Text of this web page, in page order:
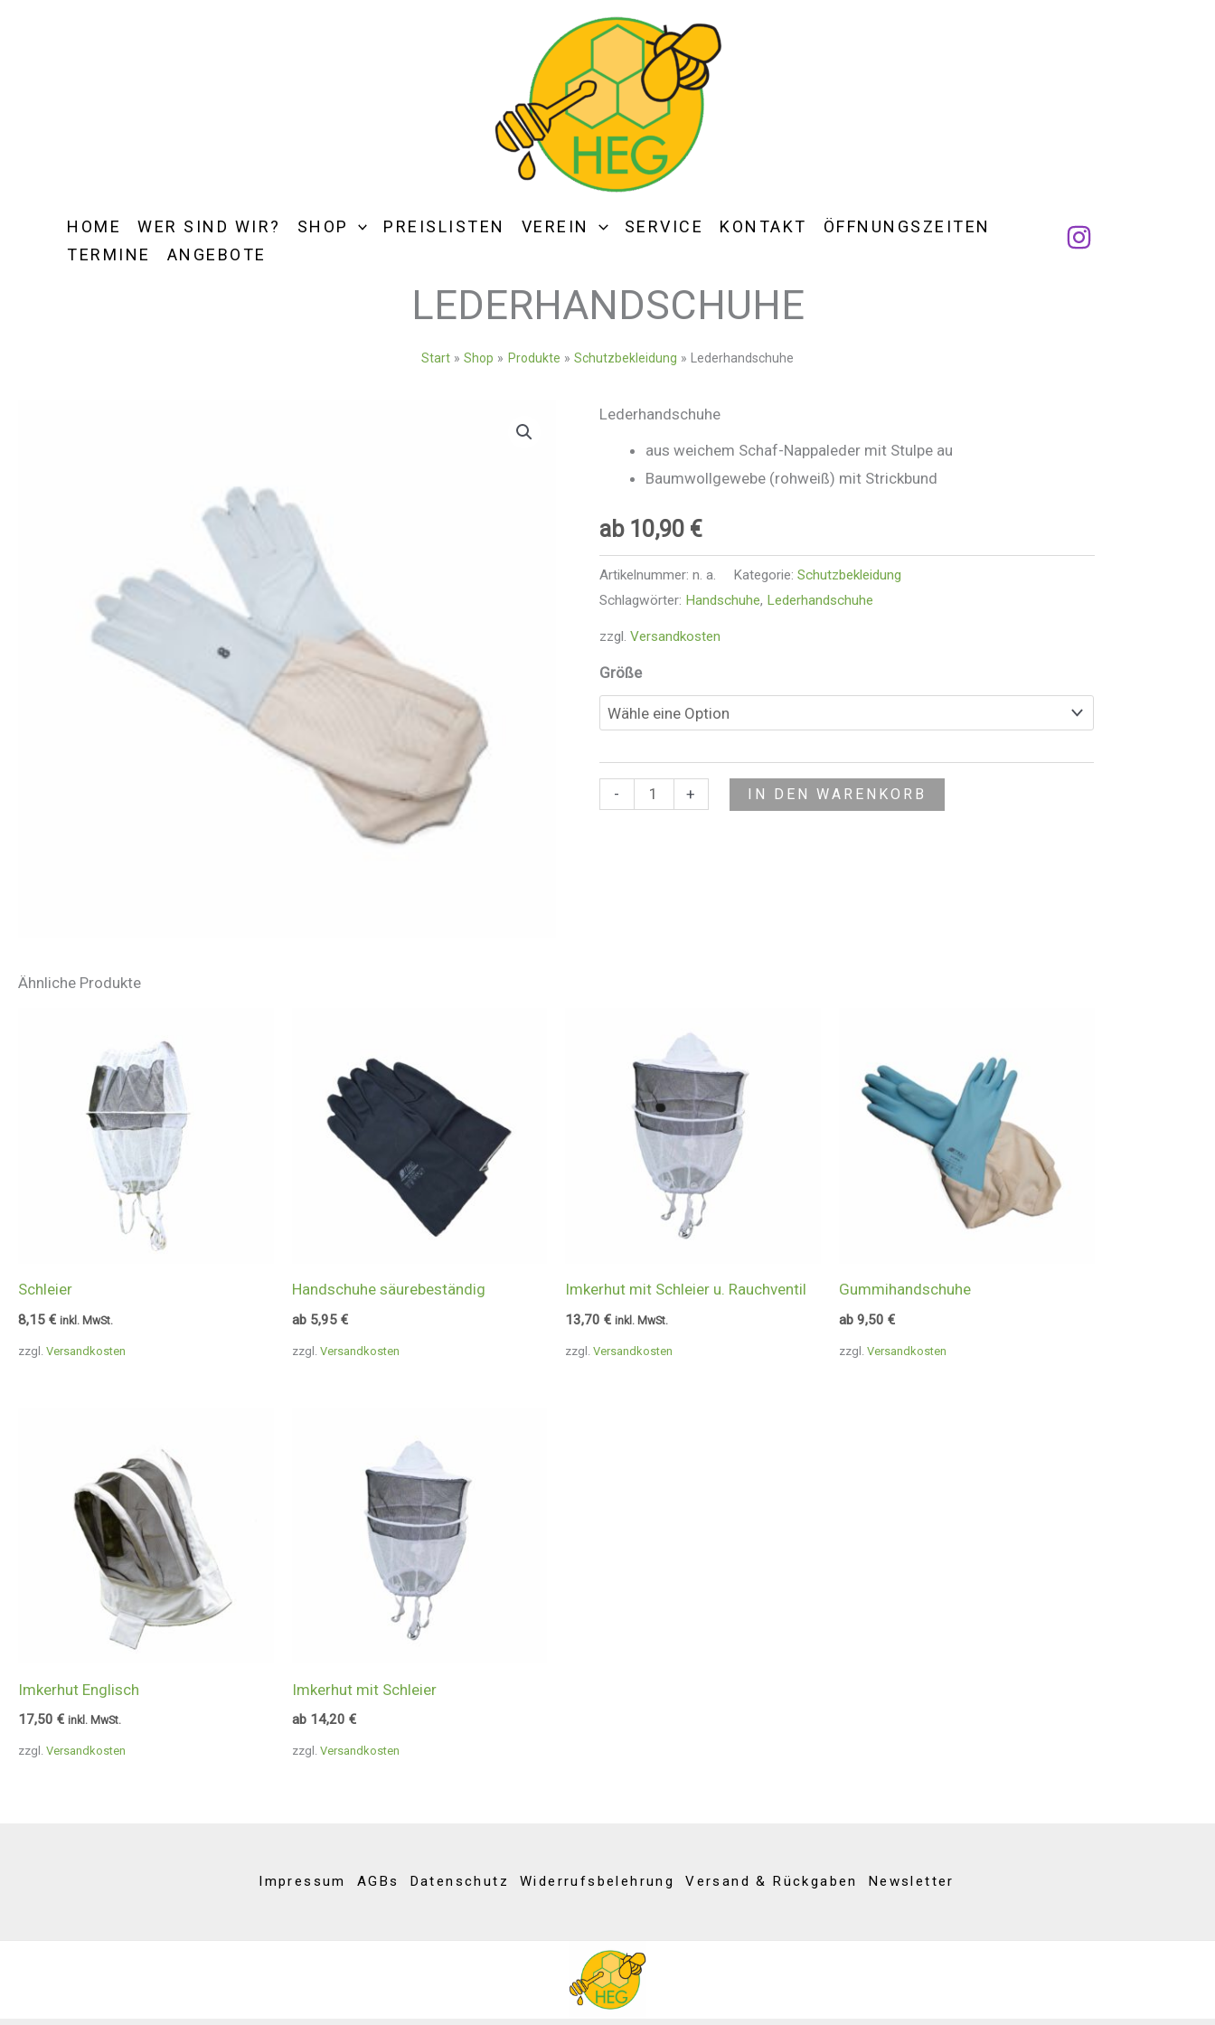
HOME WER SIND WIR? SHOP PREISLISTEN VEREIN SERVICE KONTAKT
ÖFFNUNGSZEITEN
TERMINE
ANGEBOTE
LEDERHANDSCHUHE
Start Shop Produkte Schutzbekleidung Lederhandschuhe
Lederhandschuhe
aus weichem Schaf-Nappaleder mit Stulpe au
Baumwollgewebe (rohweiß) mit Strickbund
ab 10,90 €
Artikelnummer: n. a. Kategorie: Schutzbekleidung
Schlagwörter: Handschuhe, Lederhandschuhe
zzgl. Versandkosten
Größe
-
Lederhandschuhe
+ IN DEN WARENKORB
Ähnliche Produkte
zzgl. Versandkosten
Schleier
8,15 € inkl. MwSt.
zzgl. Versandkosten
Handschuhe säurebeständig
ab 5,95 €
zzgl.Versandkosten
Imkerhut mit Schleier u. Rauchventil
13,70€ inkl. MwSt.
zzgl. Versandkosten
Gummihandschuhe
ab 9,50 €
zzgl. Versandkosten
Imkerhut Englisch
17,50 € inkl. MwSt.
zzgl. Versandkosten
Imkerhut mit Schleier
ab 14,20 €
Impressum AGBs Datenschutz Widerrufsbelehrung Versand & Rückgaben Newsletter